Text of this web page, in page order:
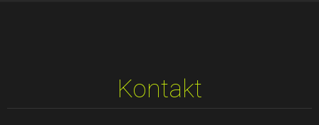
Kontakt